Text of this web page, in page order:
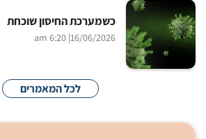
כשמערכת החיסון שוכחת
16/06/2026
| 6:20 am
לכל המאמרים